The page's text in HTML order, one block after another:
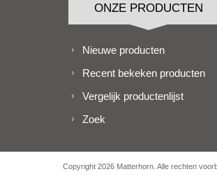
ONZE PRODUCTEN
Nieuwe producten
Recent bekeken producten
Vergelijk productenlijst
Zoek
Copyright 2026 Matterhorn. Alle rechten